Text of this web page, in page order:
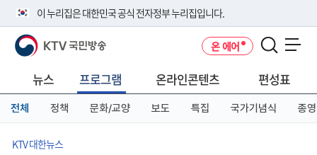
이 누리집은 대한민국 공식 전자정부 누리집입니다.
공식 누리집 주소 확인하기
니다.
이밖에 or.kr 또는 .kr등 다른 도메인 주소를 사용하고 있다면 아래 URL에
서 도메인 주소를 확인해 보세요
KTV 국민방송 온 에어
뉴스 프로그램 온라인콘텐츠 편성표
전체 정책 문화/교양 보도 특집 국가기념식 종영
KTV 대한뉴스